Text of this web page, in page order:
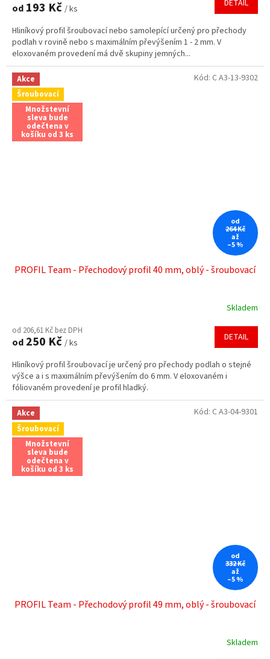
od 193 Kč / ks DETAIL
Hliníkový profil šroubovací nebo samolepící určený pro přechody
podlah v rovině nebo s maximálním převýšením 1 - 2 mm. V
eloxovaném provedení má dvě skupiny jemných...
Akce
Šroubovací
Množstevní
sleva bude
odečtena v
košíku od 3 ks
od
264 Kč
až
–5 %
PROFIL Team - Přechodový profil 40 mm, oblý - šroubovací
Skladem
od 206,61 Kč bez DPH
od 250 Kč / ks DETAIL
Hliníkový profil šroubovací je určený pro přechody podlah o stejné
výšce a i s maximálním převýšením do 6 mm. V eloxovaném i
fóliovaném provedení je profil hladký.
Kód: C A3-13-9302
Akce
Šroubovací
Množstevní
sleva bude
odečtena v
košíku od 3 ks
od
332 Kč
až
–5 %
PROFIL Team - Přechodový profil 49 mm, oblý - šroubovací
Skladem
Kód: C A3-04-9301